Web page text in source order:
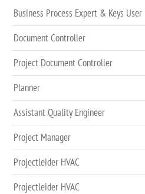
Business Process Expert & Keys User
Document Controller
Project Document Controller
Planner
Assistant Quality Engineer
Project Manager
Projectleider HVAC
Projectleider HVAC